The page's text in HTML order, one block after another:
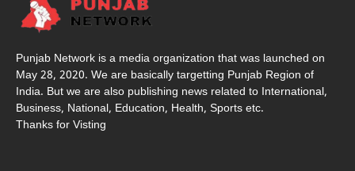
Punjab Network is a media organization that was launched on
May 28, 2020. We are basically targetting Punjab Region of
India. But we are also publishing news related to International,
Business, National, Education, Health, Sports etc.
Thanks for Visting